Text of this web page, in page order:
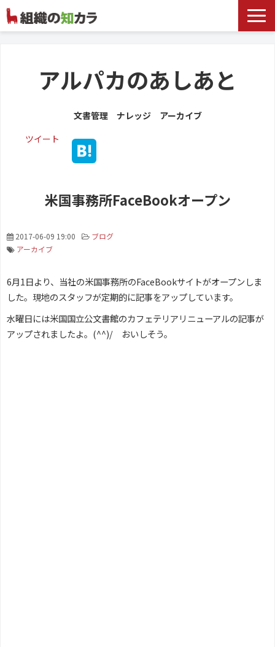
お役立ち記事
記事カテゴリ一覧
お客様事例
アルパカのあしあと
文書管理 ナレッジ アーカイブ
ツイート
米国事務所FaceBookオープン
2017-06-09 19:00
ブログ
アーカイブ
6月1日より、当社の米国事務所のFaceBookサイトがオープンしま
した。現地のスタッフが定期的に記事をアップしています。
水曜日には米国国立公文書館のカフェテリアリニューアルの記事が
アップされましたよ。(^^)/ おいしそう。